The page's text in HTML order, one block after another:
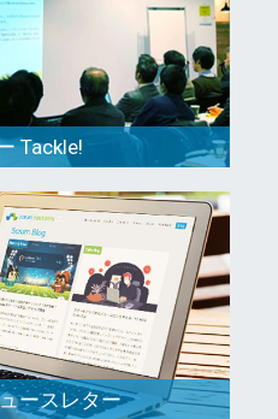
Tackle!
ースレター